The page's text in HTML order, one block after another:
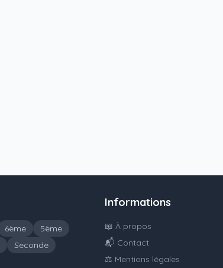
6ème
5ème
Seconde
Informations
📖 À propos
📬 Contact
⚖️ Mentions légales